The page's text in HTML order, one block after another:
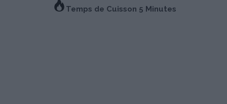
Temps de Cuisson 5 Minutes